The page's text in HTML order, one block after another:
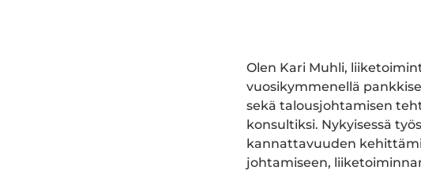
Olen Kari Muhli,
vuosikymmenellä
sekä talousjohtamisen
konsultiksi. Nykyisessä
kannattavuuden
johtamiseen,